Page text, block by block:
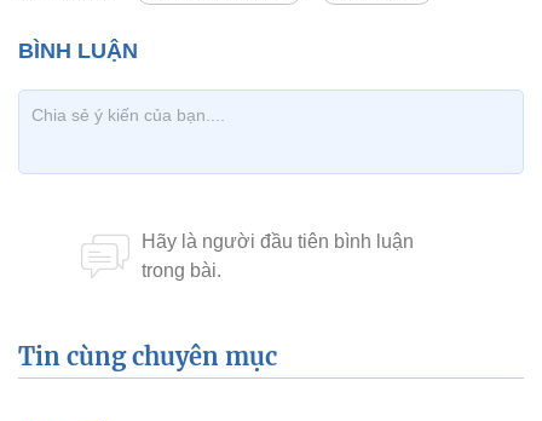
Tin cùng chuyên mục